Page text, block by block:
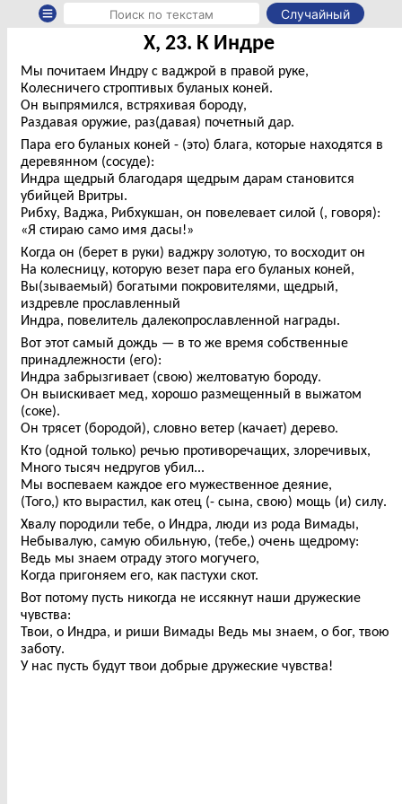
Случайный
X, 23. К Индре
Мы почитаем Индру с ваджрой в правой руке,
Колесничего строптивых буланых коней.
Он выпрямился, встряхивая бороду,
Раздавая оружие, раз(давая) почетный дар.
Пара его буланых коней - (это) блага, которые находятся в
деревянном (сосуде):
Индра щедрый благодаря щедрым дарам становится
убийцей Вритры.
Рибху, Ваджа, Рибхукшан, он повелевает силой (, говоря):
«Я стираю само имя дасы!»
Когда он (берет в руки) ваджру золотую, то восходит он
На колесницу, которую везет пара его буланых коней,
Вы(зываемый) богатыми покровителями, щедрый,
издревле прославленный
Индра, повелитель далекопрославленной награды.
Вот этот самый дождь — в то же время собственные
принадлежности (его):
Индра забрызгивает (свою) желтоватую бороду.
Он выискивает мед, хорошо размещенный в выжатом
(соке).
Он трясет (бородой), словно ветер (качает) дерево.
Кто (одной только) речью противоречащих, злоречивых,
Много тысяч недругов убил...
Мы воспеваем каждое его мужественное деяние,
(Того,) кто вырастил, как отец (- сына, свою) мощь (и) силу.
Хвалу породили тебе, о Индра, люди из рода Вимады,
Небывалую, самую обильную, (тебе,) очень щедрому:
Ведь мы знаем отраду этого могучего,
Когда пригоняем его, как пастухи скот.
Вот потому пусть никогда не иссякнут наши дружеские
чувства:
Твои, о Индра, и риши Вимады Ведь мы знаем, о бог, твою
заботу.
У нас пусть будут твои добрые дружеские чувства!